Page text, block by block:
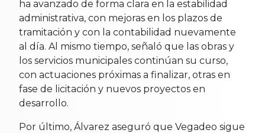
ha avanzado de forma clara en la estabilidad
administrativa, con mejoras en los plazos de
tramitación y con la contabilidad nuevamente
al día. Al mismo tiempo, señaló que las obras y
los servicios municipales continúan su curso,
con actuaciones próximas a finalizar, otras en
fase de licitación y nuevos proyectos en
desarrollo.
Por último, Álvarez aseguró que Vegadeo sigue